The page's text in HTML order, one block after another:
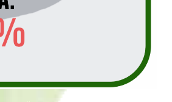
realiza un estudio de los datos